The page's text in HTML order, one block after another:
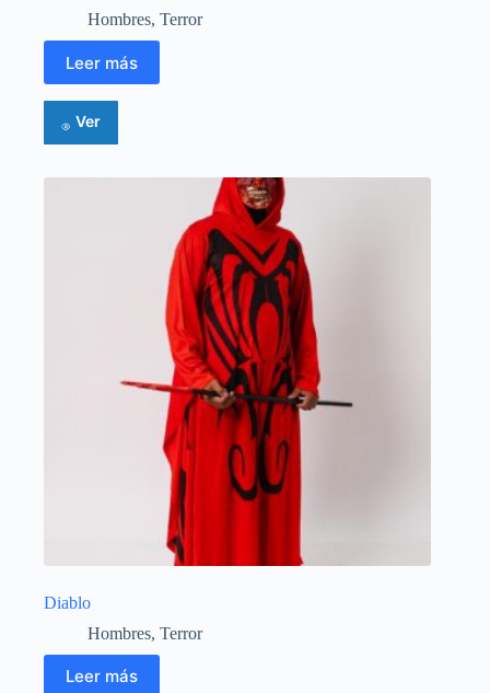
Hombres, Terror
Leer más
Ver
Diablo
Hombres, Terror
Leer más